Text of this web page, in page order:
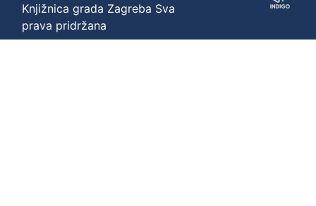
Knjižnica grada Zagreba Sva
prava pridržana